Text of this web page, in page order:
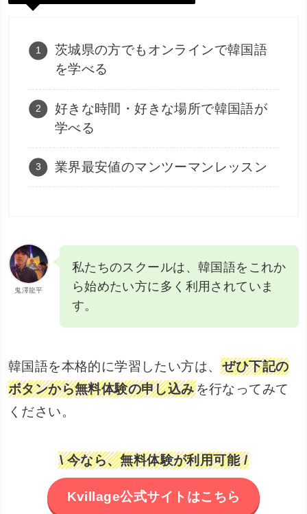
茨城県の方でもオンラインで韓国語
を学べる
好きな時間・好きな場所で韓国語が
学べる
業界最安値のマンツーマンレッスン
鬼澤龍平
私たちのスクールは、韓国語をこれか
ら始めたい方に多く利用されていま
す。
韓国語を本格的に学習したい方は、ぜひ下記の
ボタンから無料体験の申し込みを行なってみて
ください。
\ 今なら、無料体験が利用可能 /
Kvillage公式サイトはこちら